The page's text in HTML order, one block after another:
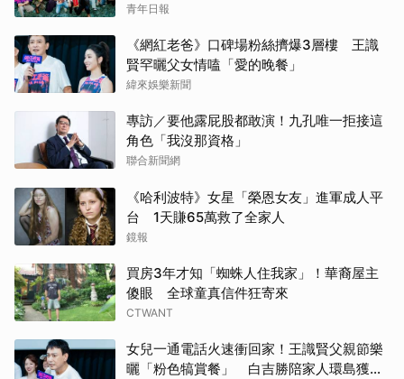
青年日報
《網紅老爸》口碑場粉絲擠爆3層樓 王識
賢罕曬父女情嗑「愛的晚餐」
緯來娛樂新聞
專訪／要他露屁股都敢演！九孔唯一拒接這
角色「我沒那資格」
聯合新聞網
《哈利波特》女星「榮恩女友」進軍成人平
台 1天賺65萬救了全家人
鏡報
買房3年才知「蜘蛛人住我家」！華裔屋主
傻眼 全球童真信件狂寄來
CTWANT
女兒一通電話火速衝回家！王識賢父親節樂
曬「粉色犒賞餐」 白吉勝陪家人環島獲封